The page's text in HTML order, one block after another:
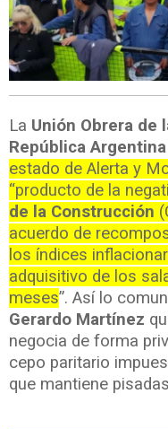
La Unión Obrera de
República Argentina
estado de Alerta y
“producto de la
de la Construcción
acuerdo de
los índices
adquisitivo de los
meses”. Así lo
Gerardo Martínez
negocia de forma
cepo paritario
que mantiene